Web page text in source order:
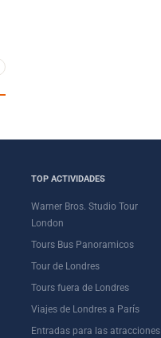
TOP ACTIVIDADES
Warner Bros. Studio Tour
London
Tours Bus Panoramicos
Tour de Londres
Tours fuera de Londres
Viajes de Londres a París
Entradas para las atracciones